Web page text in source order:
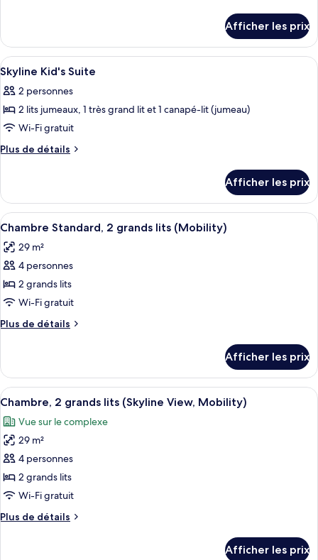
chambre :
Standard
King
Room
Standard
King
Room
Afficher les prix
Afficher
toutes
les
photos
pour
ce
chambre :
Skyline
Kid's
Suite
Coffre-fort, bureau, fer et planche à
5
Skyline Kid's Suite
2 personnes
2 lits jumeaux, 1 très grand lit et 1 canapé-lit (jumeau)
Wi-Fi gratuit
Plus de détails
Plus
Skyline
Kid's
Suite
Afficher les prix
Afficher
toutes
les
photos
pour
ce
type
de
Chambre
Standard,
2
grands
lits
(Mobility)
Une chambre d’hôtel avec deux
4
Chambre Standard, 2 grands lits (Mobility)
29 m²
4 personnes
2 grands lits
Wi-Fi gratuit
Plus de détails
Plus
Chambre
Standard,
2
lits
(Mobility)
Afficher les prix
Afficher
toutes
les
photos
pour
ce
type
chambre :
Une chambre d’hôtel avec deux
7
Chambre, 2 grands lits (Skyline View, Mobility)
Vue sur le complexe
29 m²
4 personnes
2 grands lits
Wi-Fi gratuit
Plus de détails
Plus
Afficher les prix